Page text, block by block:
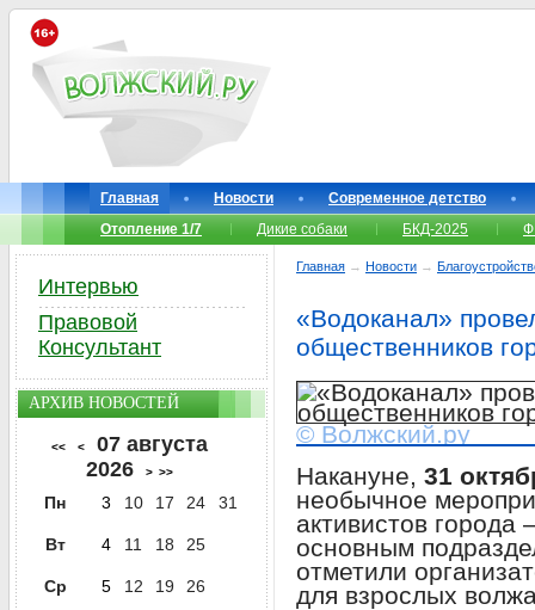
Главная Новости
Современное детство
Отопление 1/7
Дикие собаки БКД-2025
Главная → Новости →
«Водоканал»
общественников
© Волжский.ру
Накануне, 31
необычное
активистов города
основным
отметили
для взрослых
Интервью
Правовой
Консультант
АРХИВ НОВОСТЕЙ
<< <
07 августа
2026
> >>
Пн 3 10 17 24 31
Вт 4 11 18 25
Ср 5 12 19 26